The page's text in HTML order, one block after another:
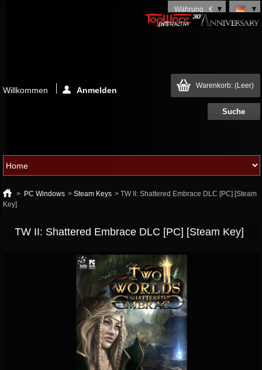
Währung : €
Warenkorb: (Leer)
Willkommen Anmelden
> PC Windows > Steam Keys > TW II: Shattered Embrace DLC [PC] [Steam
Key]
TW II: Shattered Embrace DLC [PC] [Steam Key]